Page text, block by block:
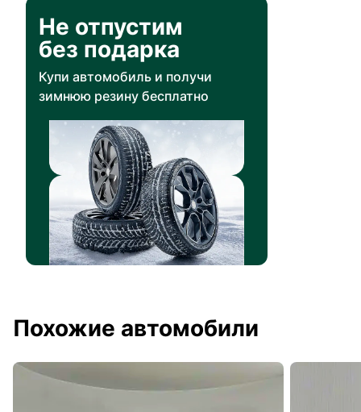
Не отпустим
без подарка
Купи автомобиль и получи
зимнюю резину бесплатно
Похожие автомобили